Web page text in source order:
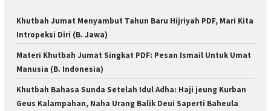
Khutbah Jumat Menyambut Tahun Baru Hijriyah PDF, Mari Kita
Intropeksi Diri (B. Jawa)
Materi Khutbah Jumat Singkat PDF: Pesan Ismail Untuk Umat
Manusia (B. Indonesia)
Khutbah Bahasa Sunda Setelah Idul Adha: Haji jeung Kurban
Geus Kalampahan, Naha Urang Balik Deui Saperti Baheula